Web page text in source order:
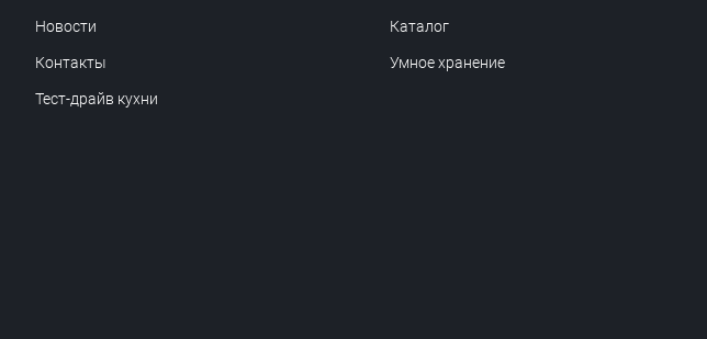
Новости
Контакты
Тест-драйв кухни
Каталог
Умное хранение